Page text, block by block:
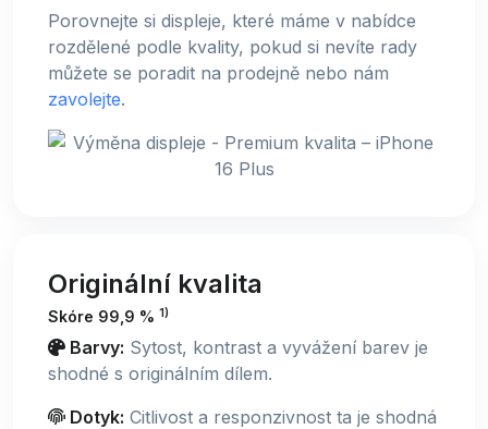
Porovnejte si displeje, které máme v nabídce
rozdělené podle kvality, pokud si nevíte rady
můžete se poradit na prodejně nebo nám
zavolejte.
Originální kvalita
Skóre 99,9 % 1)
Barvy: Sytost, kontrast a vyvážení barev je
shodné s originálním dílem.
Dotyk: Citlivost a responzivnost ta je shodná